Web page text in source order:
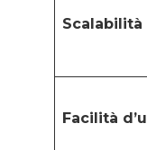
Scalabilità
Facilità